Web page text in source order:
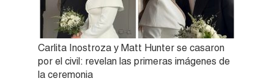
Carlita Inostroza y Matt Hunter se casaron
por el civil: revelan las primeras imágenes de
la ceremonia